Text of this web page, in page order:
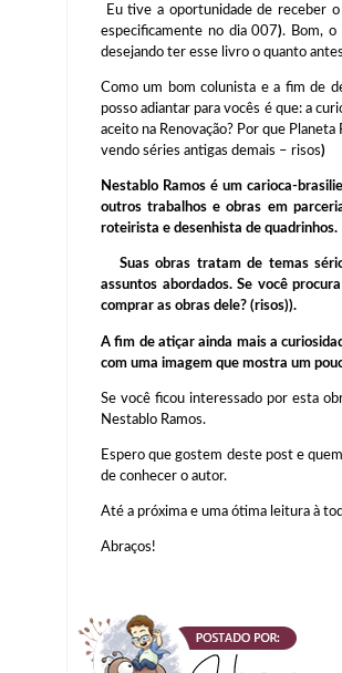
Eu tive a oportunidade de receber
especificamente no dia 007). Bom, o
desejando ter esse livro o quanto
Como um bom colunista e a fim de
posso adiantar para vocês é que: a
aceito na Renovação? Por que
vendo séries antigas demais – risos)
Nestablo Ramos é um carioca-
outros trabalhos e obras em
roteirista e desenhista de quadrinhos.
Suas obras tratam de temas
assuntos abordados. Se você
comprar as obras dele? (risos)).
A fim de atiçar ainda mais a
com uma imagem que mostra um
Se você ficou interessado por esta
Nestablo Ramos.
Espero que gostem deste post e
de conhecer o autor.
Até a próxima e uma ótima leitura à
Abraços!